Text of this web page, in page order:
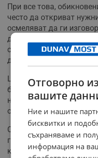
При все това,
често да откриват
осмеляват да ги
дори най-елементарния
словесните инвалиди,
даже не са сигурни, че
Целият им животец
бездушието на
нищо – защото са си
останат.
Сещам се за един
го спомена сега:
когато децата им
Отговорно
вашите
Ние и нашите
бисквитки и
съхраняваме и
информация на